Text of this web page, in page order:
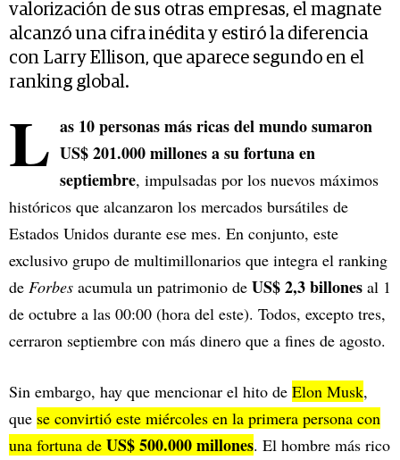
valorización de sus otras empresas, el magnate
alcanzó una cifra inédita y estiró la diferencia
con Larry Ellison, que aparece segundo en el
ranking global.
L as 10 personas más ricas del mundo sumaron
US$ 201.000 millones a su fortuna en
septiembre, impulsadas por los nuevos máximos
históricos que alcanzaron los mercados bursátiles de
Estados Unidos durante ese mes. En conjunto, este
exclusivo grupo de multimillonarios que integra el ranking
de Forbes acumula un patrimonio de US$ 2,3 billones al 1
de octubre a las 00:00 (hora del este). Todos, excepto tres,
cerraron septiembre con más dinero que a fines de agosto.
Sin embargo, hay que mencionar el hito de Elon Musk,
que se convirtió este miércoles en la primera persona con
una fortuna de US$ 500.000 millones. El hombre más rico